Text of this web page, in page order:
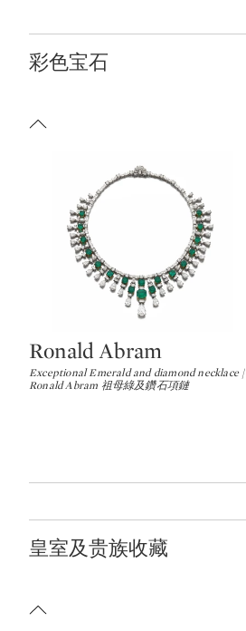
彩色宝石
Type: lot
Ronald Abram
Exceptional Emerald and diamond necklace |
Ronald Abram 祖母綠及鑽石項鏈
皇室及贵族收藏